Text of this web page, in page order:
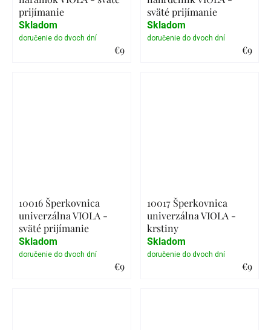
prijímanie
€9
Skladom
sväté prijímanie
€9
Skladom
10016 Šperkovnica
univerzálna VIOLA -
sväté prijímanie
€9
Skladom
10017 Šperkovnica
univerzálna VIOLA -
krstiny
€9
Skladom